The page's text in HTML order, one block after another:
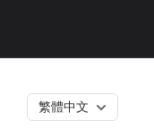
繁體中文